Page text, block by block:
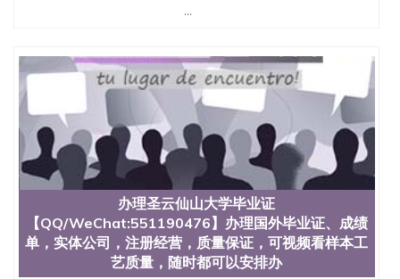
定金下单； 3、公司确认到账转制作点做电子图；
4、电子图做好发给客户确认； 5、电子图确认好转成
品部做成品； 6、成品做好拍照或者视频确认再付余
款； 7、快递给客户（国内顺丰，国外DHL）。 三、
真实网上可查的证明材料 1、教育部学历学位认证，
留服真实存档可查，存档。 2、留学回国人员证明
（使馆认证），使馆网站真实存档可查。 3、留信网
真实可查认证办理，存档可查，终身受用。 四、办理
流程农业科学院、艺术与建筑学院、商学院、交流学
院、地球及物质科学院、教育学院、工程学院、健康
与人类发展学院、信息工程与科学学院、人文学院、
护理学院、科学学院等。学校的教育学院排名在全美
前十名，工学院排名在前十五名，且继续攀升中。纽
...
办理圣云仙山大学毕业证
【QQ/WeChat:551190476】办理国外毕业证、成绩
单，实体公司，注册经营，质量保证，可视频看样本工
艺质量，随时都可以安排办